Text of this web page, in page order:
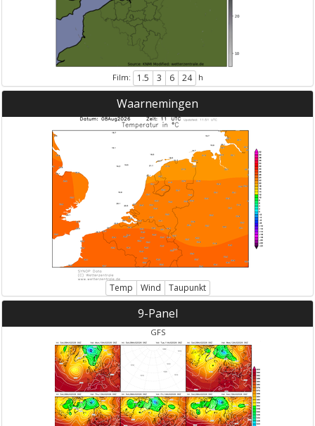
Film: 1.5 3 6 24 h
Waarnemingen
Temp Wind Taupunkt
9-Panel
GFS